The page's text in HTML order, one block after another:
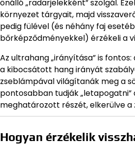
önálló „radarjelekként” szolgál.
környezet tárgyait, majd
pedig fülével (és néhány faj
bőrképződményekkel) érzékeli a
Az ultrahang „irányítása” is
a kibocsátott hang irányát
zseblámpával világítanák meg a
pontosabban tudják „letapogatni”
meghatározott részét, elkerülve a
Hogyan érzékelik